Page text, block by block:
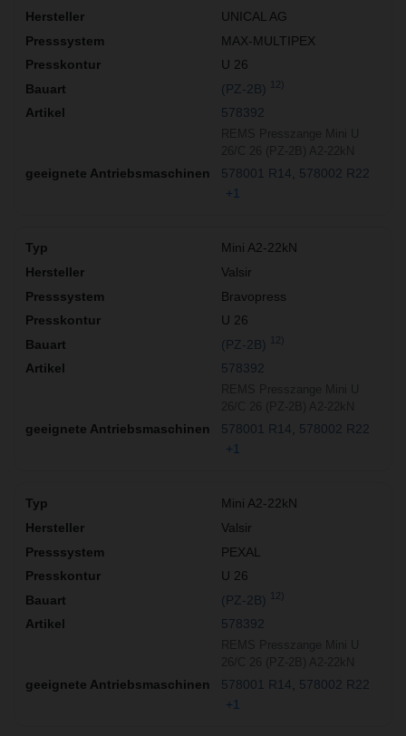
UNICAL AG
MAX-MULTIPEX
U 26
(PZ-2B) 12)
578392
578001 R14
578002 R22
+1
Mini A2-22kN
Valsir
Bravopress
U 26
(PZ-2B)
12)
578392
578001 R14
578002 R22
+1
Mini A2-22kN
Valsir
PEXAL
U 26
(PZ-2B)
12)
578392
578001 R14
578002 R22
+1